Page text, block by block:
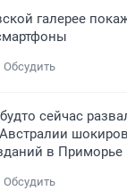
галерее
Обсудить
сейчас
в Приморье
Обсудить